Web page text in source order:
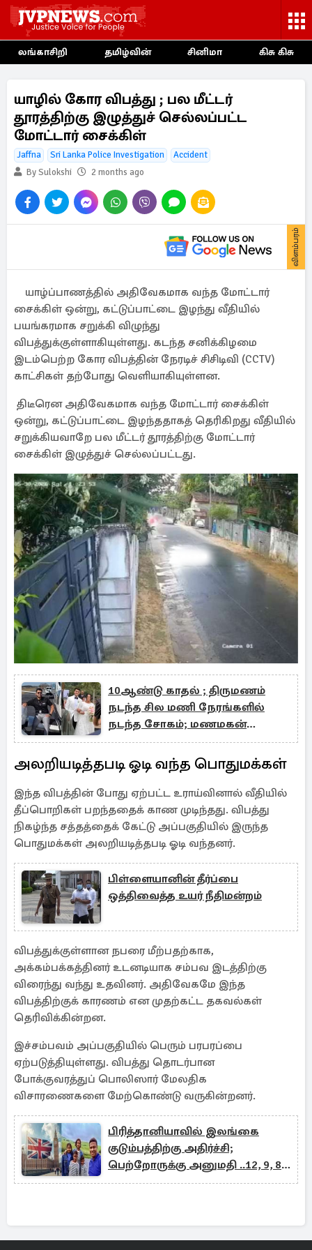
லங்காசிறி தமிழ்வின் சினிமா கிசு கிசு
யாழில் கோர விபத்து ; பல மீட்டர்
தூரத்திற்கு இழுத்துச் செல்லப்பட்ட
மோட்டார் சைக்கிள்
Jaffna Sri Lanka Police Investigation
Accident
By Sulokshi
2 months ago
விளம்பரம்
யாழ்ப்பாணத்தில் அதிவேகமாக வந்த மோட்டார்
சைக்கிள் ஒன்று, கட்டுப்பாட்டை இழந்து வீதியில்
பயங்கரமாக சறுக்கி விழுந்து
விபத்துக்குள்ளாகியுள்ளது. கடந்த சனிக்கிழமை
இடம்பெற்ற கோர விபத்தின் நேரடிச் சிசிடிவி (CCTV)
காட்சிகள் தற்போது வெளியாகியுள்ளன.
திடீரென அதிவேகமாக வந்த மோட்டார் சைக்கிள்
ஒன்று, கட்டுப்பாட்டை இழந்ததாகத் தெரிகிறது வீதியில்
சறுக்கியவாறே பல மீட்டர் தூரத்திற்கு மோட்டார்
சைக்கிள் இழுத்துச் செல்லப்பட்டது.
10ஆண்டு காதல் ; திருமணம்
நடந்த சில மணி நேரங்களில்
நடந்த சோகம்; மணமகன்
உயிரிழப்பு
அலறியடித்தபடி ஓடி வந்த பொதுமக்கள்
இந்த விபத்தின் போது ஏற்பட்ட உராய்வினால் வீதியில்
தீப்பொறிகள் பறந்ததைக் காண முடிந்தது. விபத்து
நிகழ்ந்த சத்தத்தைக் கேட்டு அப்பகுதியில் இருந்த
பொதுமக்கள் அலறியடித்தபடி ஓடி வந்தனர்.
பிள்ளையானின் தீர்ப்பை
ஒத்திவைத்த உயர் நீதிமன்றம்
விபத்துக்குள்ளான நபரை மீற்பதற்காக,
அக்கம்பக்கத்தினர் உடனடியாக சம்பவ இடத்திற்கு
விரைந்து வந்து உதவினர். அதிவேகமே இந்த
விபத்திற்குக் காரணம் என முதற்கட்ட தகவல்கள்
தெரிவிக்கின்றன.
இச்சம்பவம் அப்பகுதியில் பெரும் பரபரப்பை
ஏற்படுத்தியுள்ளது. விபத்து தொடர்பான
போக்குவரத்துப் பொலிஸார் மேலதிக
விசாரணைகளை மேற்கொண்டு வருகின்றனர்.
பிரித்தானியாவில் இலங்கை
குடும்பத்திற்கு அதிர்ச்சி;
பெற்றோருக்கு அனுமதி ..12, 9, 8
வயது பிள்ளைகளை நாட்டை